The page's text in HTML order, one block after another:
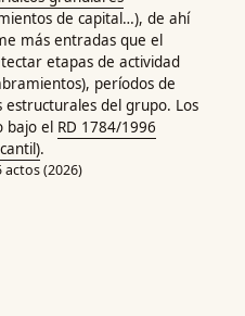
de capital…), de ahí
más entradas que el
etapas de actividad
períodos de
del grupo. Los
bajo el RD 1784/1996
.
actos (2026)